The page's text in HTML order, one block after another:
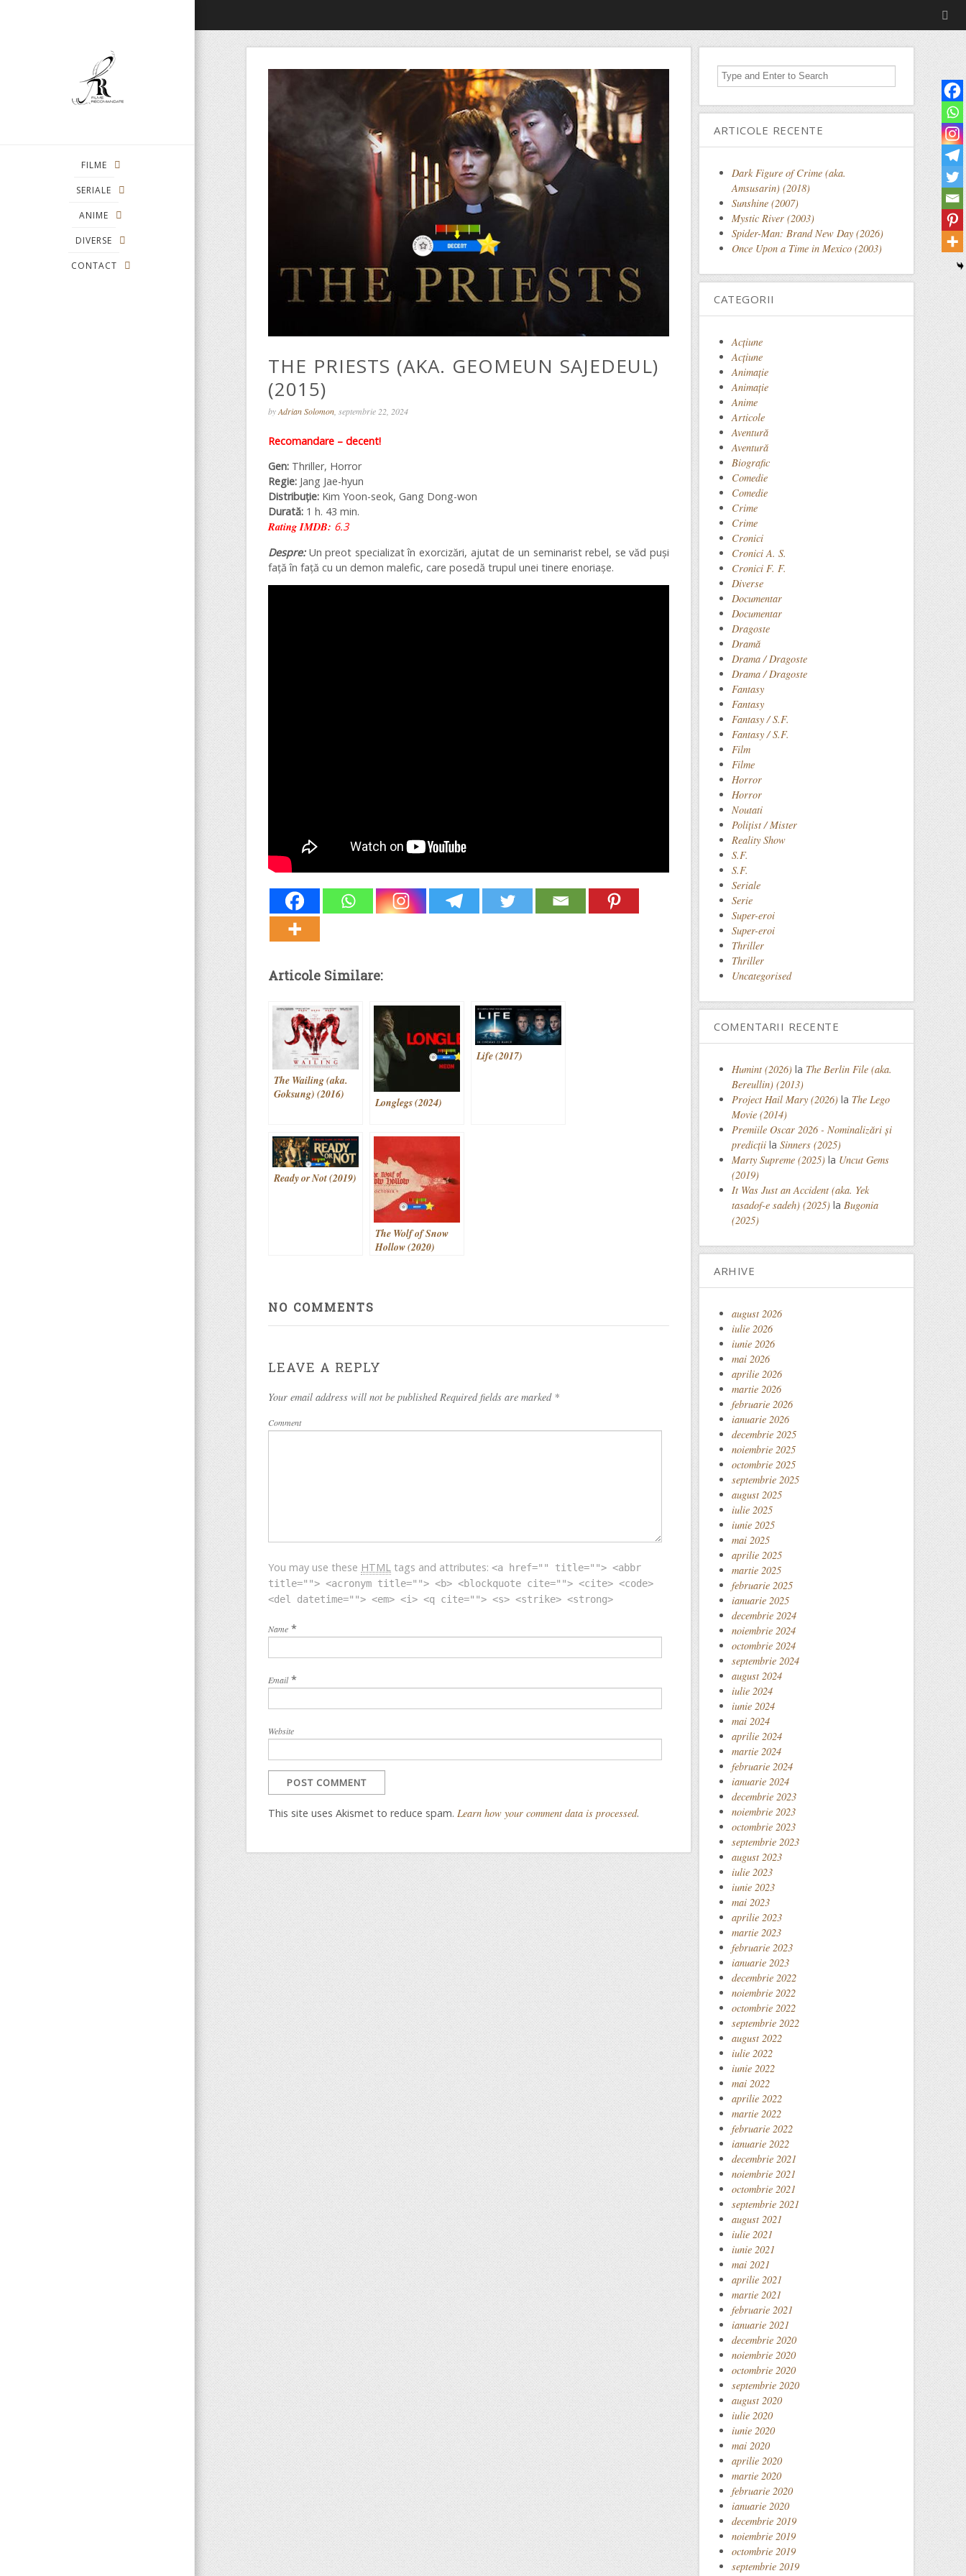
FILME
SERIALE
ANIME
DIVERSE
CONTACT
THE PRIESTS (AKA. GEOMEUN SAJEDEUL)
(2015)
byAdrian Solomon , septembrie 22, 2024
Recomandare – decent!
Gen: Thriller, Horror
Regie: Jang Jae-hyun
Distribuție: Kim Yoon-seok, Gang Dong-won
Durată: 1 h. 43 min.
Rating IMDB: 6.3
Despre: Un preot specializat în exorcizări, ajutat de un seminarist rebel, se văd puși
față în față cu un demon malefic, care posedă trupul unei tinere enoriașe.
Articole Similare:
The Wailing (aka.
Goksung) (2016)
Longlegs (2024)
Life (2017)
Ready or Not (2019)
The Wolf of Snow
Hollow (2020)
NO COMMENTS
LEAVE A REPLY
Your email address will not be published Required fields are marked *
Comment
You may use these HTML tags and attributes: <a href="" title=""> <abbr
title=""> <acronym title=""> <b> <blockquote cite=""> <cite> <code>
<del datetime=""> <em> <i> <q cite=""> <s> <strike> <strong>
Name *
Email *
Website
This site uses Akismet to reduce spam. Learn how your comment data is processed.
ARTICOLE RECENTE
Dark Figure of Crime (aka.
Amsusarin) (2018)
Sunshine (2007)
Mystic River (2003)
Spider-Man: Brand New Day (2026)
Once Upon a Time in Mexico (2003)
CATEGORII
Acţiune
Acțiune
Animaţie
Animație
Anime
Articole
Aventură
Aventură
Biografic
Comedie
Comedie
Crime
Crime
Cronici
Cronici A. S.
Cronici F. F.
Diverse
Documentar
Documentar
Dragoste
Dramă
Drama / Dragoste
Drama / Dragoste
Fantasy
Fantasy
Fantasy / S.F.
Fantasy / S.F.
Film
Filme
Horror
Horror
Noutati
Polițist / Mister
Reality Show
S.F.
S.F.
Seriale
Serie
Super-eroi
Super-eroi
Thriller
Thriller
Uncategorised
COMENTARII RECENTE
Humint (2026) la The Berlin File (aka.
Bereullin) (2013)
Project Hail Mary (2026) la The Lego
Movie (2014)
Premiile Oscar 2026 - Nominalizări și
predicții la Sinners (2025)
Marty Supreme (2025) la Uncut Gems
(2019)
It Was Just an Accident (aka. Yek
tasadof-e sadeh) (2025) la Bugonia
(2025)
ARHIVE
august 2026
iulie 2026
iunie 2026
mai 2026
aprilie 2026
martie 2026
februarie 2026
ianuarie 2026
decembrie 2025
noiembrie 2025
octombrie 2025
septembrie 2025
august 2025
iulie 2025
iunie 2025
mai 2025
aprilie 2025
martie 2025
februarie 2025
ianuarie 2025
decembrie 2024
noiembrie 2024
octombrie 2024
septembrie 2024
august 2024
iulie 2024
iunie 2024
mai 2024
aprilie 2024
martie 2024
februarie 2024
ianuarie 2024
decembrie 2023
noiembrie 2023
octombrie 2023
septembrie 2023
august 2023
iulie 2023
iunie 2023
mai 2023
aprilie 2023
martie 2023
februarie 2023
ianuarie 2023
decembrie 2022
noiembrie 2022
octombrie 2022
septembrie 2022
august 2022
iulie 2022
iunie 2022
mai 2022
aprilie 2022
martie 2022
februarie 2022
ianuarie 2022
decembrie 2021
noiembrie 2021
octombrie 2021
septembrie 2021
august 2021
iulie 2021
iunie 2021
mai 2021
aprilie 2021
martie 2021
februarie 2021
ianuarie 2021
decembrie 2020
noiembrie 2020
octombrie 2020
septembrie 2020
august 2020
iulie 2020
iunie 2020
mai 2020
aprilie 2020
martie 2020
februarie 2020
ianuarie 2020
decembrie 2019
noiembrie 2019
octombrie 2019
septembrie 2019